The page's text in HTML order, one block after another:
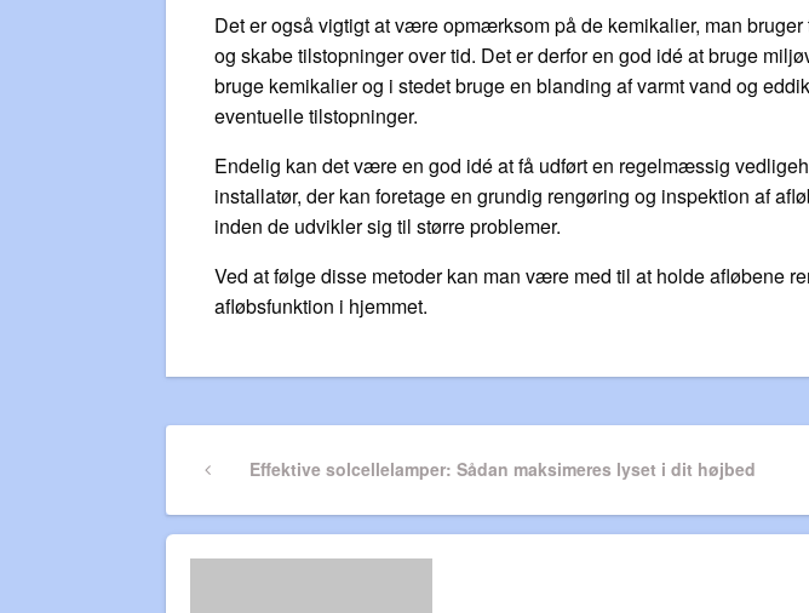
Det er også vigtigt at være opmærksom på de kemikalier, man
og skabe tilstopninger over tid. Det er derfor en god idé at bruge
bruge kemikalier og i stedet bruge en blanding af varmt vand og
eventuelle tilstopninger.
Endelig kan det være en god idé at få udført en regelmæssig
installatør, der kan foretage en grundig rengøring og inspektion af
inden de udvikler sig til større problemer.
Ved at følge disse metoder kan man være med til at holde afløbene
afløbsfunktion i hjemmet.
Indlægsnavigation
PreviousEffektive solcellelamper: Sådan maksimeres lyset i dit højbed